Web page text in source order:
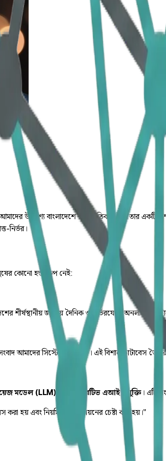
আমাদের উদ্দেশ্য বাংলাদেশে রাজনৈতিক সহিংসতার
নির্ভর।
কোনো হস্তক্ষেপ নেই:
জাতীয় দৈনিক ও নির্ভরযোগ্য অনলাইন
আমাদের সিস্টেমে জমা হয়। এই বিশাল ডাটাবেস তৈরির
মডেল (LLM) ও জেনারেটিভ এআই প্রযুক্তি । এটি
করা হয় এবং নিয়মিত মান উন্নয়নের চেষ্টা করা হয়।"